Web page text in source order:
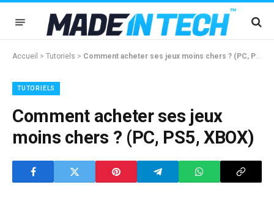
Accueil > Tutoriels > Comment acheter ses jeux moins chers ? (PC, PS5, XBOX)
TUTORIELS
Comment acheter ses jeux
moins chers ? (PC, PS5, XBOX)